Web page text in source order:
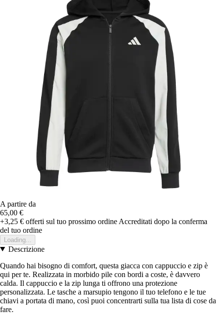
A partire da
65,00 €
+3,25 € offerti sul tuo prossimo ordine Accreditati dopo la conferma
del tuo ordine
Loading...
Descrizione
Quando hai bisogno di comfort, questa giacca con cappuccio e zip è
qui per te. Realizzata in morbido pile con bordi a coste, è davvero
calda. Il cappuccio e la zip lunga ti offrono una protezione
personalizzata. Le tasche a marsupio tengono il tuo telefono e le tue
chiavi a portata di mano, così puoi concentrarti sulla tua lista di cose da
fare.